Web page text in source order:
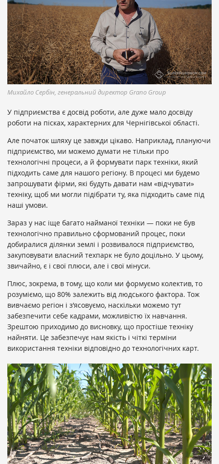
Михайло Сербін, генеральний директор Grano Group
У підприємства є досвід роботи, але дуже мало досвіду
роботи на пісках, характерних для Чернігівської області.
Але початок шляху це завжди цікаво. Наприклад, плануючи
підприємство, ми можемо думати не тільки про
технологічні процеси, а й формувати парк техніки, який
підходить саме для нашого регіону. В процесі ми будемо
запрошувати фірми, які будуть давати нам «відчувати»
техніку, щоб ми могли підібрати ту, яка підходить саме під
наші умови.
Зараз у нас іще багато найманої техніки — поки не був
технологічно правильно сформований процес, поки
добиралися ділянки землі і розвивалося підприємство,
закуповувати власний техпарк не було доцільно. У цьому,
звичайно, є і свої плюси, але і свої мінуси.
Плюс, зокрема, в тому, що коли ми формуємо колектив, то
розуміємо, що 80% залежить від людського фактора. Тож
вивчаємо регіон і з’ясовуємо, наскільки можемо тут
забезпечити себе кадрами, можливістю їх навчання.
Зрештою приходимо до висновку, що простіше техніку
найняти. Це забезпечує нам якість і чіткі терміни
використання техніки відповідно до технологічних карт.